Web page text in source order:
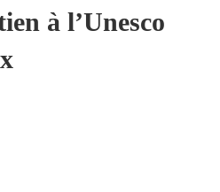
à l’Unesco